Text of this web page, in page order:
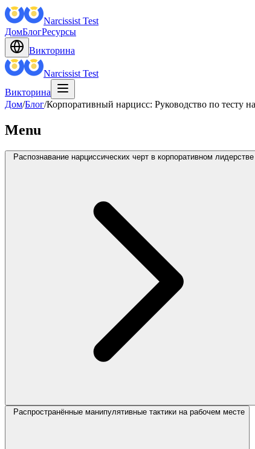
Narcissist Test
ДомБлогРесурсы
Викторина
Narcissist Test
Викторина
Дом/Блог/Корпоративный нарцисс: Руководство по тесту
Menu
Распознавание нарциссических черт в корпоративном лидерстве
Распространённые манипулятивные тактики на рабочем месте